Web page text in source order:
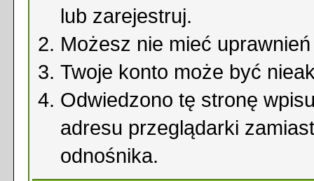
lub zarejestruj.
Możesz nie mieć
Twoje konto może być
Odwiedzono tę stronę
adresu przeglądarki
odnośnika.